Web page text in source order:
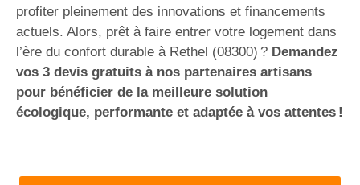
profiter pleinement des innovations et financements
actuels. Alors, prêt à faire entrer votre logement dans
l’ère du confort durable à Rethel (08300) ? Demandez
vos 3 devis gratuits à nos partenaires artisans
pour bénéficier de la meilleure solution
écologique, performante et adaptée à vos attentes !